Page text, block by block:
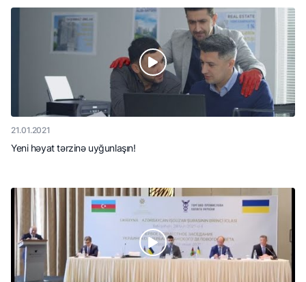
21.01.2021
Yeni həyat tərzinə uyğunlaşın!